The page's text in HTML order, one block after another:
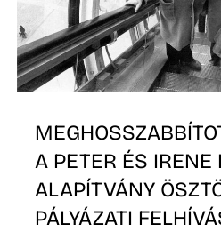
A PETER ÉS IRENE
ALAPÍTVÁNY
PÁLYÁZATI